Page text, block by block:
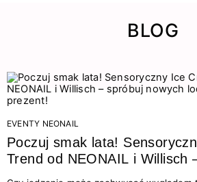
BLOG
EVENTY NEONAIL
Poczuj smak lata!
Trend od NEONAIL i Willisch
nowych lodów i odbierz